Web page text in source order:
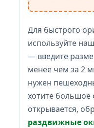
Для быстрого
используйте наш
— введите
менее чем за 2
нужен
хотите большое
открывается,
раздвижные